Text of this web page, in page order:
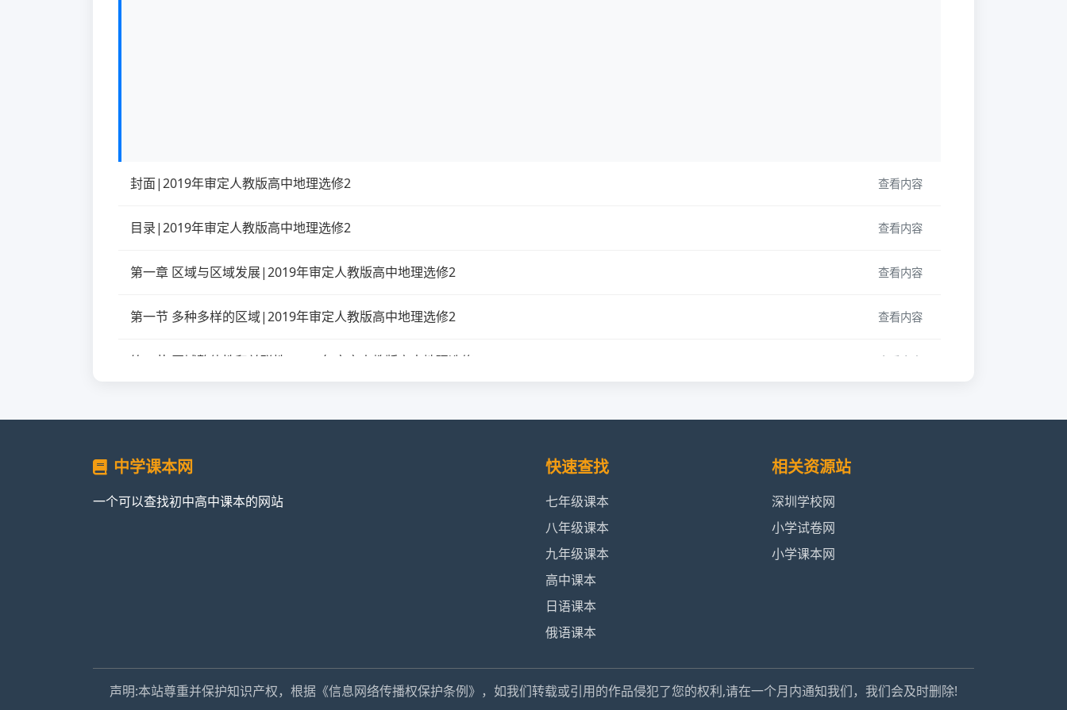
封面|2019年审定人教版高中地理选修2 查看内容
目录|2019年审定人教版高中地理选修2 查看内容
第一章 区域与区域发展|2019年审定人教版高中地理选修2 查看内容
第一节 多种多样的区域|2019年审定人教版高中地理选修2 查看内容
第二节 区域整体性和关联性|2019年审定人教版高中地理选修2 查看内容
第二节 生态脆弱区的综合治理|2019年审定人教版高中地理选修2
第二节 地区产业结构变化|2019年审定人教版高中地理选修2 查看内容
中学课本网
一个可以查找初中高中课本的网站
快速查找
七年级课本
八年级课本
九年级课本
高中课本
日语课本
俄语课本
相关资源站
深圳学校网
小学试卷网
小学课本网
声明:本站尊重并保护知识产权，根据《信息网络传播权保护条例》，如我们转载或引用的作品侵犯了您的权利,请在一个月内通知我们，我们会及时删除!